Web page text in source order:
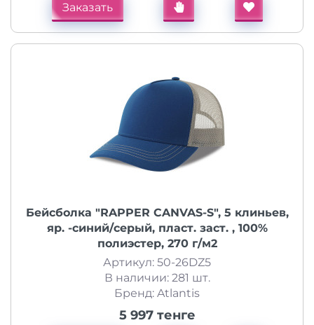
Заказать
Бейсболка "RAPPER CANVAS-S", 5 клиньев,
яр. -синий/серый, пласт. заст. , 100%
полиэстер, 270 г/м2
Артикул: 50-26DZ5
В наличии: 281 шт.
Бренд: Atlantis
5 997 тенге